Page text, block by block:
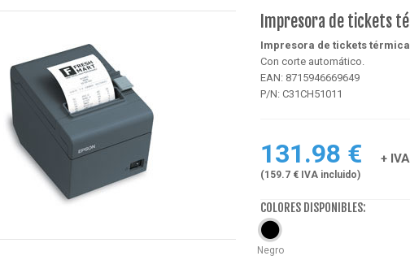
Impresora de tickets
Impresora de tickets térmica
Con corte automático.
EAN: 8715946669649
P/N: C31CH51011
131.98 € + IVA
(159.7 € IVA incluido)
COLORES DISPONIBLES:
Negro